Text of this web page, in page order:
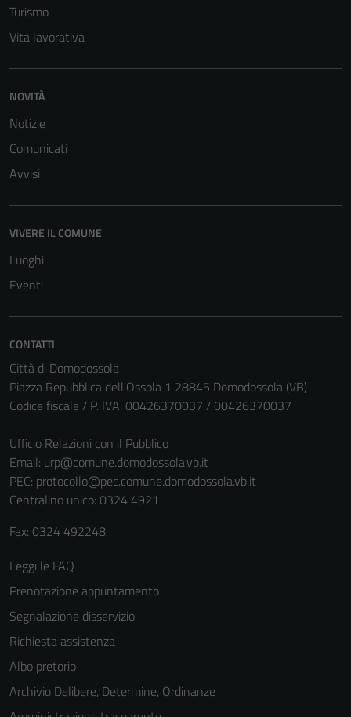
Turismo
Vita lavorativa
NOVITÀ
Notizie
Comunicati
Avvisi
VIVERE IL COMUNE
Luoghi
Eventi
CONTATTI
Città di Domodossola
Piazza Repubblica dell'Ossola 1 28845 Domodossola (VB)
Codice fiscale / P. IVA: 00426370037 / 00426370037
Ufficio Relazioni con il Pubblico
Email: urp@comune.domodossola.vb.it
PEC: protocollo@pec.comune.domodossola.vb.it
Centralino unico: 0324 4921
Fax: 0324 492248
Leggi le FAQ
Prenotazione appuntamento
Segnalazione disservizio
Richiesta assistenza
Albo pretorio
Archivio Delibere, Determine, Ordinanze
per il